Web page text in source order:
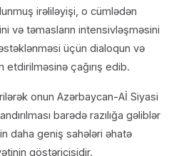
irəliləyişi, o cümlədən
və təmasların intensivləşməsini
üçün dialoqun və
etdirilməsinə çağırış edib.
onun Azərbaycan-Aİ Siyasi
barədə razılığa gəliblər
daha geniş sahələri əhatə
göstəricisidir.